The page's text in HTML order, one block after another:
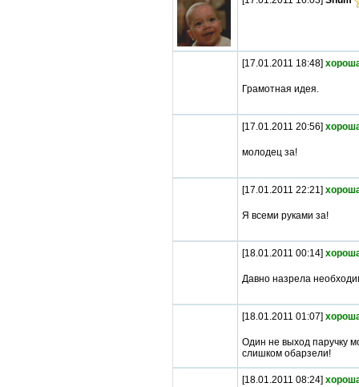
[17.01.2011 18:48]
Грамотная идея.
[17.01.2011 20:56]
молодец за!
[17.01.2011 22:21]
Я всеми руками за!
[18.01.2011 00:14]
Давно назрела
[18.01.2011 01:07]
Один не выход паручку
слишком обарзели!
[18.01.2011 08:24]